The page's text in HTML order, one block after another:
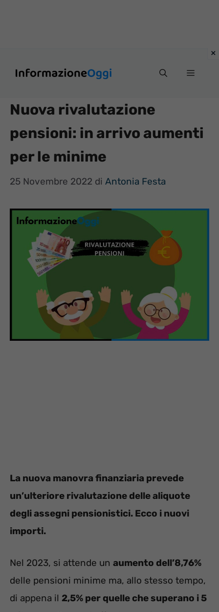
Menu
Nuova rivalutazione
pensioni: in arrivo aumenti
per le minime
25 Novembre 2022 di Antonia Festa
La nuova manovra finanziaria prevede
un’ulteriore rivalutazione delle aliquote
degli assegni pensionistici. Ecco i nuovi
importi.
Nel 2023, si attende un aumento dell’8,76%
delle pensioni minime ma, allo stesso tempo,
di appena il 2,5% per quelle che superano i 5